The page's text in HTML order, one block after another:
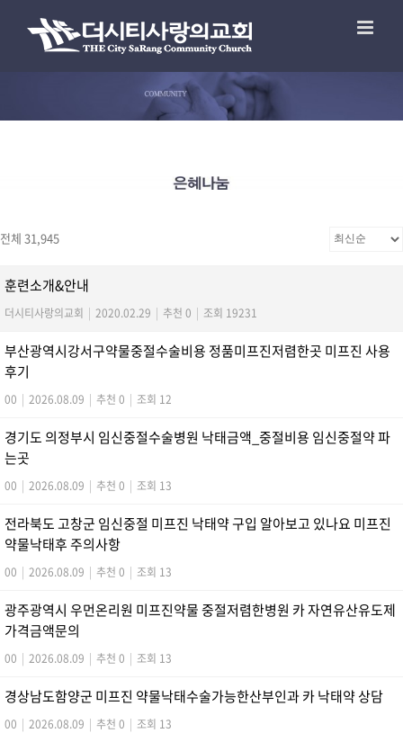
전체 31,945
훈련소개&안내
더시티사랑의교회 | 2020.02.29 | 추천 0 | 조회 19231
부산광역시강서구약물중절수술비용 정품미프진저렴한곳 미­프진 사용
후기
00 | 2026.08.09 | 추천 0 | 조회 12
경기도 의정부시 임신중절수술병원 낙태금액_중절비용 임신중절약 파
는곳
00 | 2026.08.09 | 추천 0 | 조회 13
전라북도 고창군 임신중절 미프진 낙태약 구입 알아보고 있나요 미­프진
약물낙­태후 주의사항
00 | 2026.08.09 | 추천 0 | 조회 13
광주광역시 우먼온리원 미프진약물 중절저렴한병원 카 자연유산유도제
가격금액문의
00 | 2026.08.09 | 추천 0 | 조회 13
경상남도함양군 미프진 약물낙태수술가능한산부인과 카 낙­태약 상담
00 | 2026.08.09 | 추천 0 | 조회 13